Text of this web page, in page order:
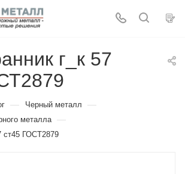
г_к 57
— Черный металл —
металла —
ст45 ГОСТ2879